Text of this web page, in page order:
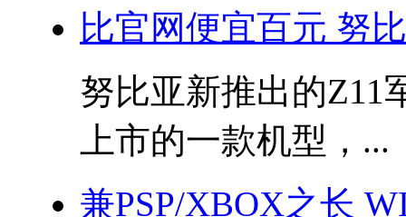
比官网便宜百元 努
努比亚新推出的Z11
上市的一款机型，...
兼PSP/XBOX之长